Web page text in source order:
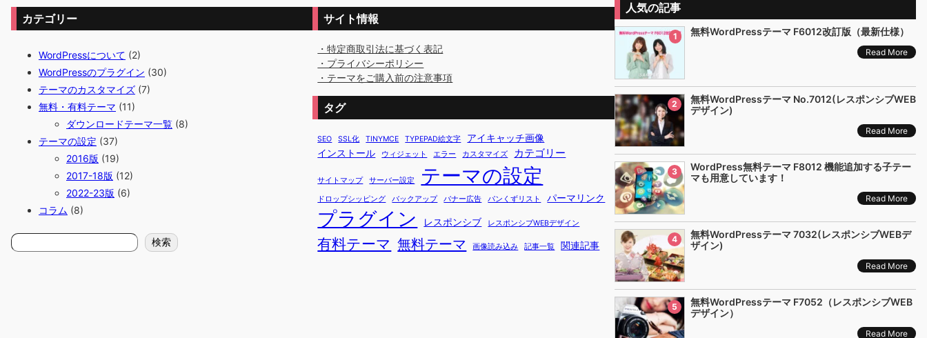
カテゴリー
WordPressについて (2)
WordPressのプラグイン (30)
テーマのカスタマイズ (7)
無料・有料テーマ (11)
ダウンロードテーマ一覧 (8)
テーマの設定 (37)
2016版 (19)
2017-18版 (12)
2022-23版 (6)
コラム (8)
検
索
検索
サイト情報
・特定商取引法に基づく表記
・プライバシーポリシー
・テーマをご購入前の注意事項
タグ
SEO SSL化 TINYMCE TYPEPAD絵文字
アイキャッチ画像
インストール
ウィジェット エラー カスタマイズ カテゴリー
サイトマップ サーバー設定 テーマの設定
ドロップシッピング バックアップ バナー広告 パンくずリスト パーマリンク
プラグイン レスポンシブ レスポンシブWEBデザイン
有料テーマ 無料テーマ 画像読み込み 記事一覧 関連記事
人気の記事
1 無料WordPressテーマ F6012改訂版（最新仕様）
Read More
2
無料WordPressテーマ No.7012(レスポンシブWEB
デザイン)
Read More
3
WordPress無料テーマ F8012 機能追加する子テー
マも用意しています！
Read More
4
無料WordPressテーマ 7032(レスポンシブWEBデ
ザイン)
Read More
5
無料WordPressテーマ F7052（レスポンシブWEB
デザイン）
Read More